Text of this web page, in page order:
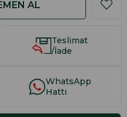
Teslimat
/İade
WhatsApp
Hattı